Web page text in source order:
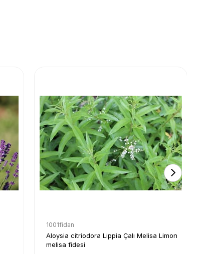
1001fidan
Aloysia citriodora Lippia Çalı Melisa Limon
melisa fidesi